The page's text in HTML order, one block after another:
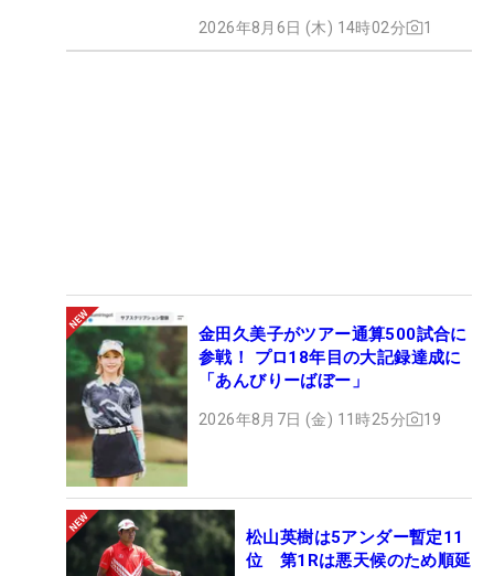
2026年8月6日 (木) 14時02分 1
金田久美子がツアー通算500試合に
参戦！ プロ18年目の大記録達成に
「あんびりーばぼー」
2026年8月7日 (金) 11時25分 19
松山英樹は5アンダー暫定11
位 第1Rは悪天候のため順延